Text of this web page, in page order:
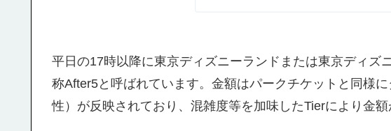
平日の17時以降に東京ディズニーランドまたは東京ディズ
称After5と呼ばれています。金額はパークチケットと同様
性）が反映されており、混雑度等を加味したTierにより金額